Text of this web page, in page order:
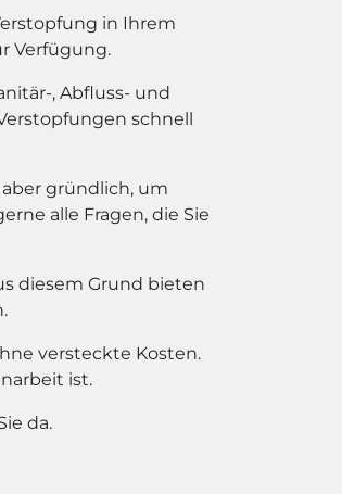
in Ihrem
Verfügung.
, Abfluss- und
schnell
gründlich, um
alle Fragen, die Sie
diesem Grund bieten
versteckte Kosten.
ist.
da.